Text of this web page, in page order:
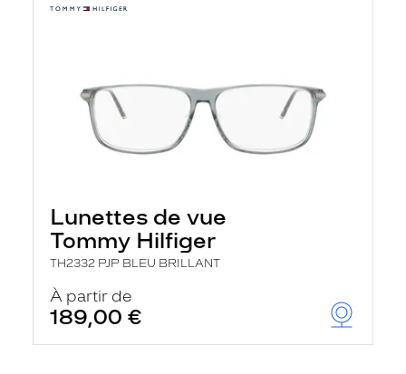
Lunettes de vue
Tommy Hilfiger
TH2332 PJP BLEU BRILLANT
À partir de
189,00 €